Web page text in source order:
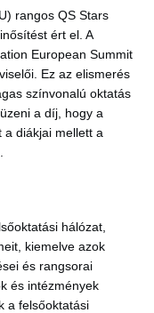
rangos QS Stars
ért el. A
European Summit
Ez az elismerés
színvonalú oktatás
a díj, hogy a
a diákjai mellett a
hálózat,
kiemelve azok
és rangsorai
és intézmények
a felsőoktatási